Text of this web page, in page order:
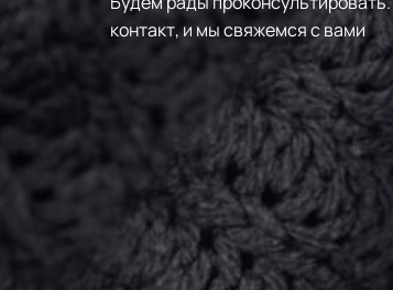
контакт, и мы свяжемся с вами